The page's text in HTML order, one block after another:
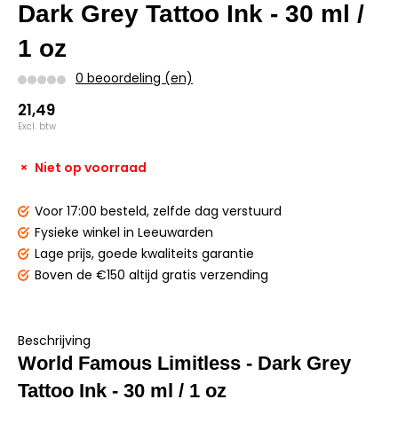
Dark Grey Tattoo Ink - 30 ml /
1 oz
0 beoordeling (en)
21,49
Excl. btw
Niet op voorraad
Voor 17:00 besteld, zelfde dag verstuurd
Fysieke winkel in Leeuwarden
Lage prijs, goede kwaliteits garantie
Boven de €150 altijd gratis verzending
Beschrijving
World Famous Limitless - Dark Grey
Tattoo Ink - 30 ml / 1 oz